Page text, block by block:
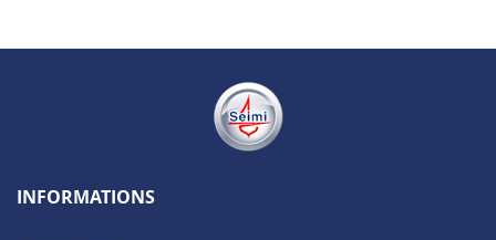
INFORMATIONS